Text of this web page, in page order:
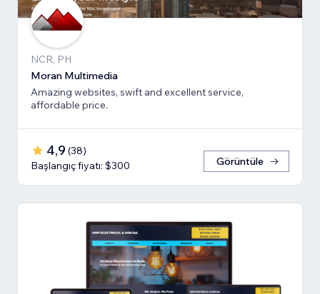
NCR, PH
Moran Multimedia
Amazing websites, swift and excellent service,
affordable price.
4,9 (38)
Başlangıç fiyatı: $300
Görüntüle